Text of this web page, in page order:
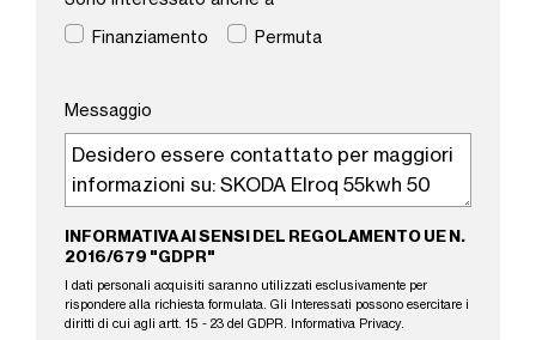
Finanziamento
Permuta
Messaggio
INFORMATIVA AI SENSI DEL REGOLAMENTO UE N.
2016/679 "GDPR"
I dati personali acquisiti saranno utilizzati esclusivamente per
rispondere alla richiesta formulata. Gli Interessati possono esercitare i
diritti di cui agli artt. 15 - 23 del GDPR. Informativa Privacy.